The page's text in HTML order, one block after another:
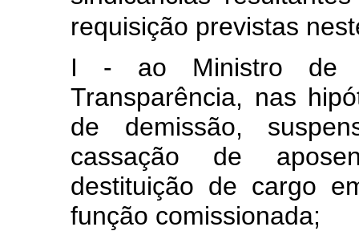
requisição previstas
I - ao Ministro de
Transparência, nas
de demissão,
cassação de
destituição de cargo
função comissionada;